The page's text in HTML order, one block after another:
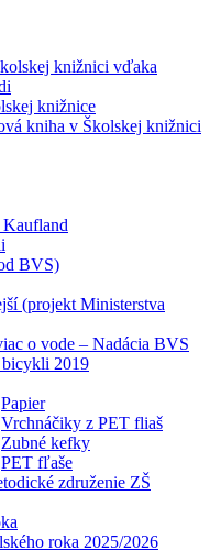
knižnici vďaka
knižnice
kniha v Školskej knižnici
BVS)
(projekt Ministerstva
o vode – Nadácia BVS
bicykli 2019
Papier
Vrchnáčiky z PET fliaš
Zubné kefky
PET fľaše
združenie ZŠ
roka 2025/2026